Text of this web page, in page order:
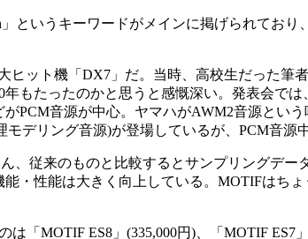
というキーワードがメインに掲げられており
ット機「DX7」だ。当時、高校生だった筆
もたったのかと思うと感慨深い。発表会で
PCM音源が中心。ヤマハがAWM2音源とい
デリング音源)が登場しているが、PCM音源
、従来のものと比較するとサンプリングデー
・性能は大きく向上している。MOTIFはち
「MOTIF ES8」(335,000円)、「MOTIF ES7